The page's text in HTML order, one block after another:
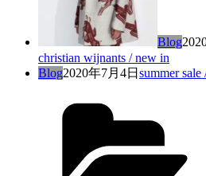
Blog
christian wijnants / new in
Blog2020年7月4日 summer sale